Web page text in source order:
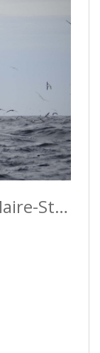
01 Crossing Le-Maire-Strait Together With YAO And Thausends Of Birds - Best Of 16